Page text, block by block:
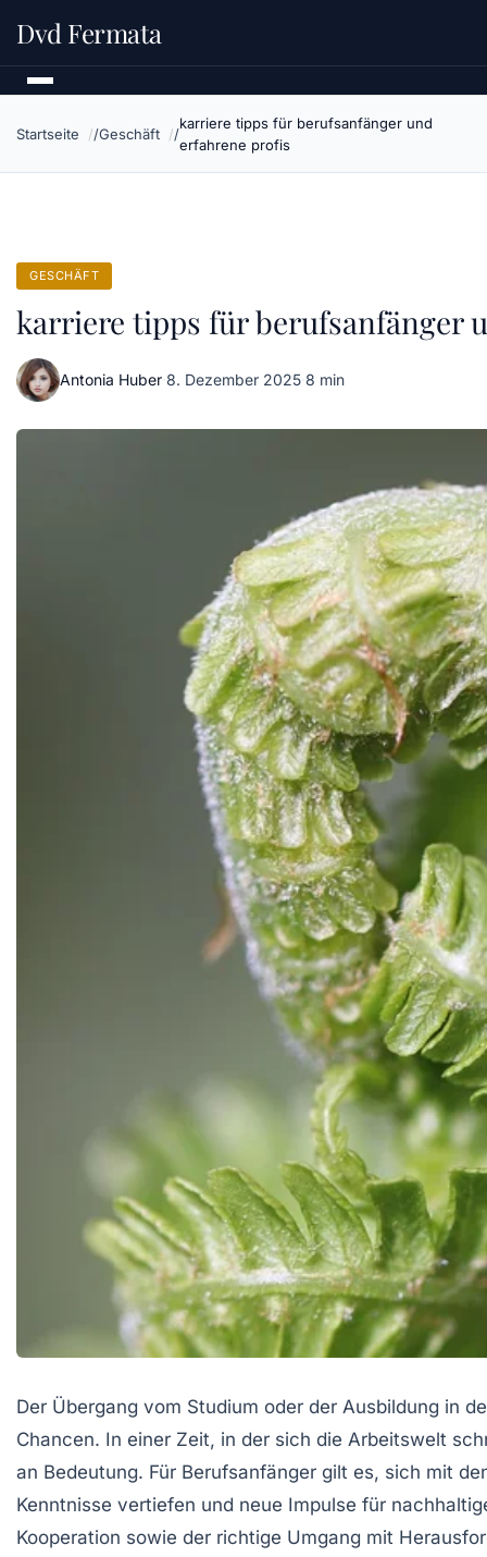
Dvd Fermata
Startseite Geschäft
karriere tipps für berufsanfänger und
erfahrene profis
GESCHÄFT
karriere tipps für berufsanfänger
Antonia Huber·8. Dezember 2025·8 min
Der Übergang vom Studium oder der Ausbildung in
Chancen. In einer Zeit, in der sich die Arbeitswelt
an Bedeutung. Für Berufsanfänger gilt es, sich mit
Kenntnisse vertiefen und neue Impulse für
Kooperation sowie der richtige Umgang mit